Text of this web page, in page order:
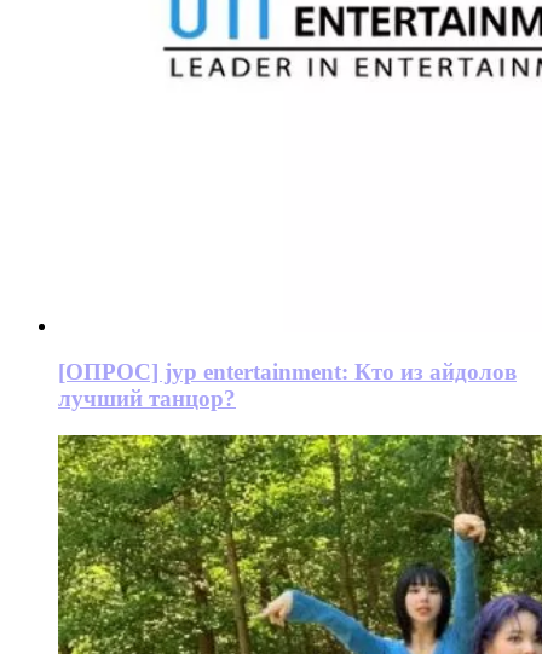
[ОПРОС] jyp entertainment: Кто из айдолов
лучший танцор?